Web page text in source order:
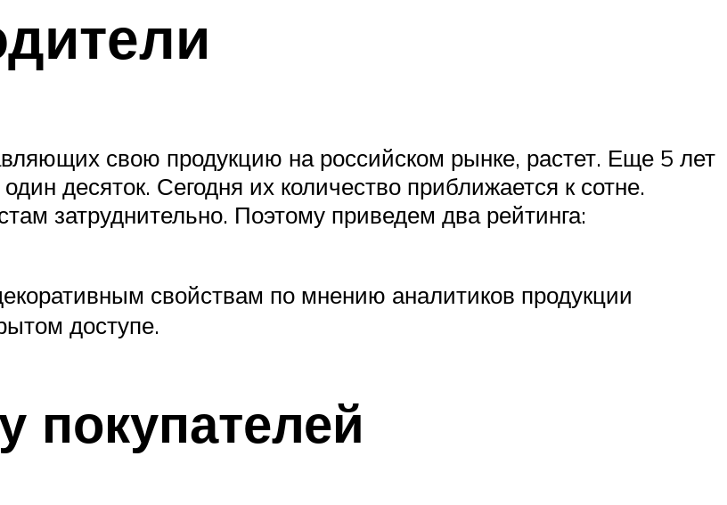
свою продукцию на российском рынке, растет. Еще 5 лет
десяток. Сегодня их количество приближается к сотне.
затруднительно. Поэтому приведем два рейтинга:
свойствам по мнению аналитиков продукции
доступе.
покупателей